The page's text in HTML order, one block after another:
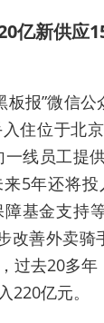
亿新供应
板报”微信
住位于北
线员工提
5年还将投
基金支持
改善外卖
过去20多
220亿元。